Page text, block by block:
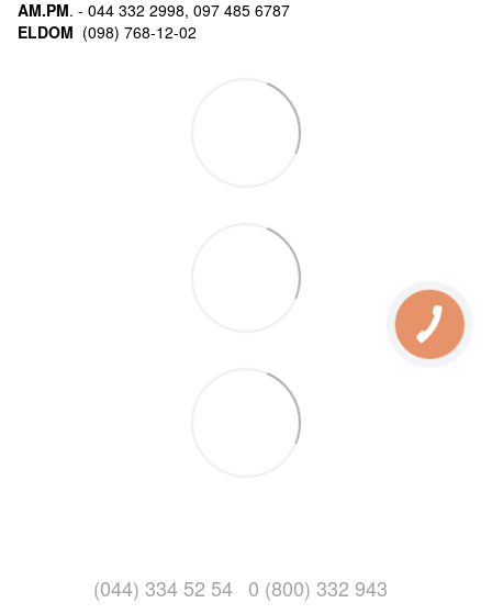
AM.PM. - 044 332 2998, 097 485 6787
ELDOM (098) 768-12-02
(044) 334 52 54 0 (800) 332 943